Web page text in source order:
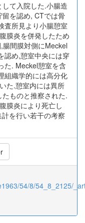
て入院した.小腸造
を認め, CTでは骨
査所見より小腸憩室
膜炎を併発したため
間膜対側にMeckel
認め,憩室中央には穿
た. Meckel憩室を含
組織学的には高分化
た.憩室内には異所
ものと推察された.
膜炎により死亡し
を行い若干の考察
54/8/54_8_2125/